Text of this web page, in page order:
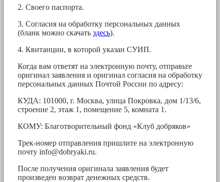
2. Своего паспорта.
3. Согласия на обработку персональных данных
(бланк можно скачать здесь).
4. Квитанции, в которой указан СУИП.
Когда вам ответят на электронную почту, отправьте
оригинал заявления и оригинал согласия на обработку
персональных данных Почтой России по адресу:
КУДА: 101000, г. Москва, улица Покровка, дом 1/13/6,
строение 2, этаж 1, помещение 5, комната 1.
КОМУ: Благотворительный фонд «Клуб добряков»
Трек-номер отправления пришлите на электронную
почту info@dobryaki.ru.
После получения оригинала заявления будет
произведен возврат денежных средств.